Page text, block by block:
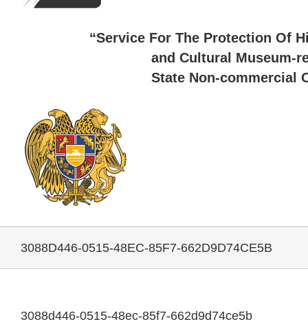
“Service For The Protection Of
and Cultural Museum-
State Non-commercial
3088D446-0515-48EC-85F7-662D9D74CE5B
3088d446-0515-48ec-85f7-662d9d74ce5b